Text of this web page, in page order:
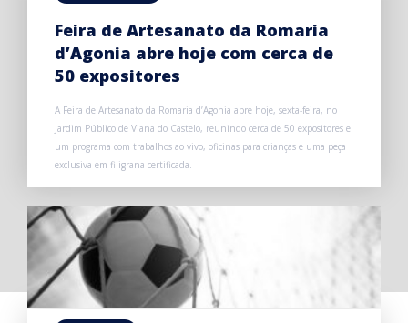
Feira de Artesanato da Romaria
d’Agonia abre hoje com cerca de
50 expositores
A Feira de Artesanato da Romaria d’Agonia abre hoje, sexta-feira, no
Jardim Público de Viana do Castelo, reunindo cerca de 50 expositores e
um programa com trabalhos ao vivo, oficinas para crianças e uma peça
exclusiva em filigrana certificada.